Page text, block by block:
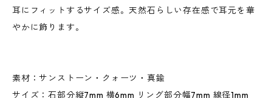
耳にフィットするサイズ感。天然石らしい存在感で耳元を華
やかに飾ります。
素材：サンストーン・クォーツ・真鍮
サイズ：石部分縦7mm 横6mm リング部分幅7mm 線径1mm